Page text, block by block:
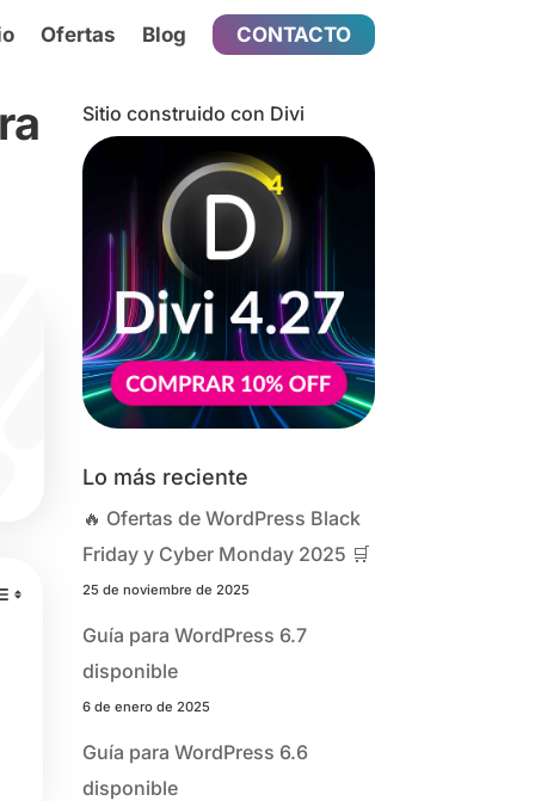
Ofertas Blog CONTACTO
Sitio construido con Divi
Lo más reciente
🔥 Ofertas de WordPress Black
Friday y Cyber Monday 2025 🛒
25 de noviembre de 2025
Guía para WordPress 6.7
disponible
6 de enero de 2025
Guía para WordPress 6.6
disponible